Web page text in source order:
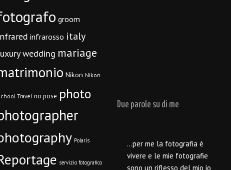
groom
infrarosso italy
wedding mariage
Nikon Nikon
Travel no pose photo
Polaris
servizio fotografico
Due parole su di me
…per me la fotografia è
vivere e le mie fotografie
sono un riflesso del mio io,